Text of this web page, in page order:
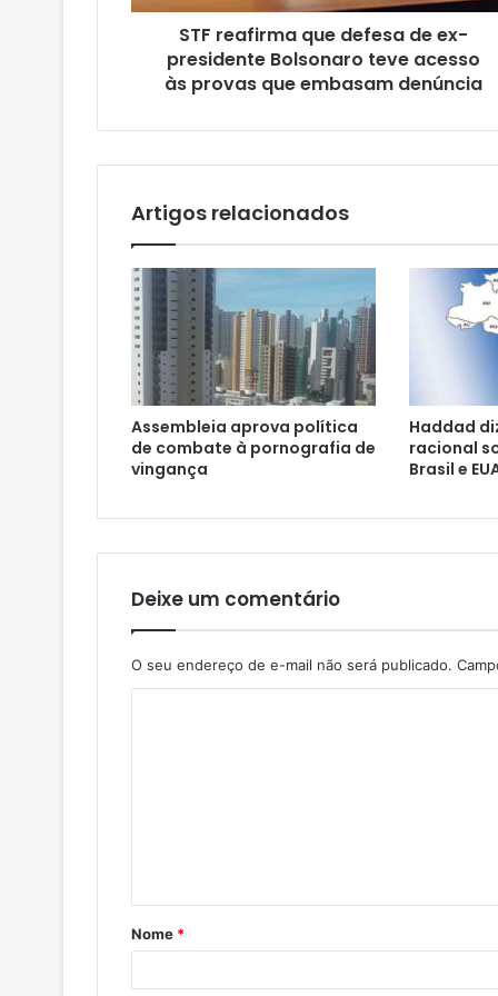
o
a
STF reafirma que defesa de ex-
presidente Bolsonaro teve acesso
às provas que embasam denúncia
Artigos relacionados
Assembleia aprova política
de combate à pornografia de
vingança
Haddad
racional
Brasil e
Deixe um comentário
O seu endereço de e-mail não será publicado.
Nome *